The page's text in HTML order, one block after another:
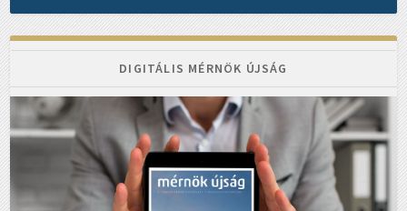
DIGITÁLIS MÉRNÖK ÚJSÁG